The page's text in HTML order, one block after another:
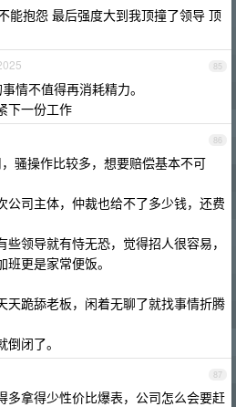
能抱怨 最后强度大到我顶撞了领导 顶
85
情不值得再消耗精力。
下一份工作
86
骚操作比较多，想要赔偿基本不可
公司主体，仲裁也给不了多少钱，还费
领导就有恃无恐，觉得招人很容易，
更是家常便饭。
天跪舔老板，闲着无聊了就找事情折腾
闭了。
87
多拿得少性价比爆表，公司怎么会要赶